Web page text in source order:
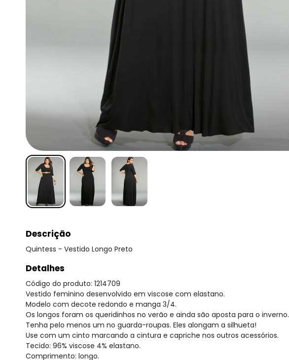
Descrição
Quintess - Vestido Longo Preto
Detalhes
Código do produto: 1214709
Vestido feminino desenvolvido em viscose com elastano.
Modelo com decote redondo e manga 3/4.
Os longos foram os queridinhos no verão e ainda são aposta para o inverno.
Tenha pelo menos um no guarda-roupas. Eles alongam a silhueta!
Use com um cinto marcando a cintura e capriche nos outros acessórios.
Tecido: 96% viscose 4% elastano.
Comprimento: longo.